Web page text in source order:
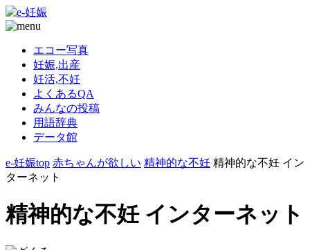
エコー写真
妊娠,出産
妊活,不妊
よくあるQA
みんなの投稿
用語辞典
データ館
e-妊娠top 赤ちゃんが欲しい 精神的な不妊 精神的な不妊 イン
ターネット
精神的な不妊 インターネット